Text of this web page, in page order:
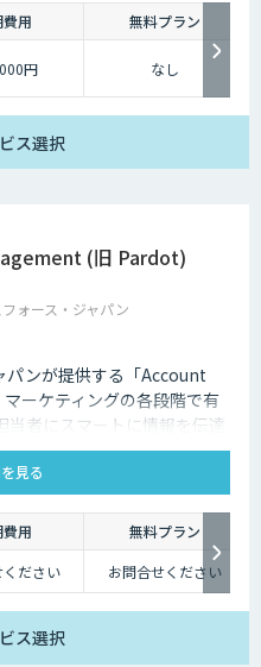
用
無料プラン
円 なし
ス選択
(旧 Pardot)
ォース・ジャパン
パンが提供する「Account
ーケティングの各段階で有
当者にスマートに情報を伝達
見る
用
無料プラン
ださい お問合せください
ス選択